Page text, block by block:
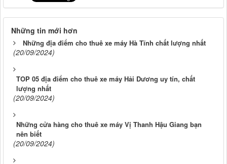
Những tin mới hơn
Những địa điểm cho thuê xe máy Hà Tĩnh chất lượng nhất
(20/09/2024)
TOP 05 địa điểm cho thuê xe máy Hải Dương uy tín, chất
lượng nhất
(20/09/2024)
Những cửa hàng cho thuê xe máy Vị Thanh Hậu Giang bạn
nên biết
(20/09/2024)